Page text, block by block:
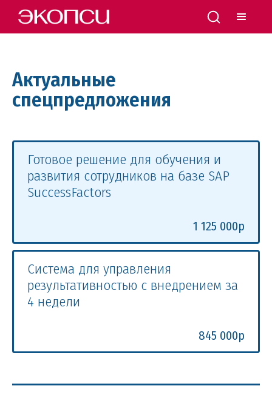
Актуальные
спецпредложения
Готовое решение для обучения и
развития сотрудников на базе SAP
SuccessFactors
1 125 000р
Система для управления
результативностью с внедрением за
4 недели
845 000р